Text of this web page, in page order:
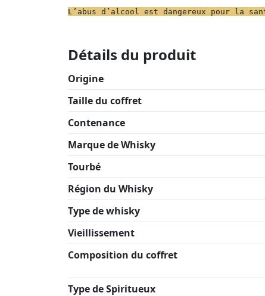
L’abus d’alcool est dangereux pour la
Détails du produit
Origine
Taille du coffret
Contenance
Marque de Whisky
Tourbé
Région du Whisky
Type de whisky
Vieillissement
Composition du coffret
Type de Spiritueux